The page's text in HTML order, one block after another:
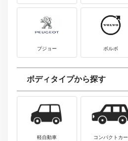
プジョー ボルボ
ボディタイプから探す
軽自動車 コンパクトカー